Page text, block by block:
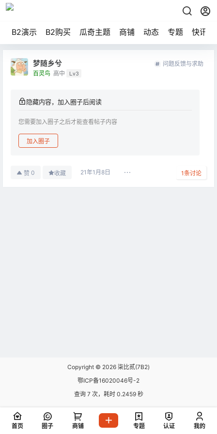
B2演示 B2购买 瓜奇主题 商铺 动态 专题 快讯
梦随乡兮
百灵鸟 高中 Lv3
问题反馈与求助
隐藏内容，加入圈子后阅读
您需要加入圈子之后才能查看帖子内容
加入圈子
赞 0 收藏 21年1月8日 1条讨论
Copyright © 2026 柒比贰(7B2)
鄂ICP备16020046号-2
查询 7 次，耗时 0.2459 秒
首页 圈子 商铺 专题 认证 我的